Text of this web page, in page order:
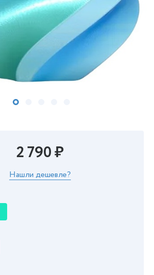
2 790 ₽
Нашли дешевле?